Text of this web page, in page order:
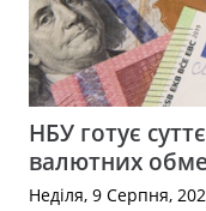
НБУ готує
валютних
Неділя, 9 Серпня,